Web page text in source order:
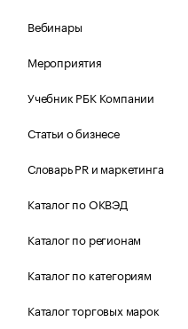
Вебинары
Мероприятия
Учебник РБК Компании
Статьи о бизнесе
Словарь PR и маркетинга
Каталог по ОКВЭД
Каталог по регионам
Каталог по категориям
Каталог торговых марок